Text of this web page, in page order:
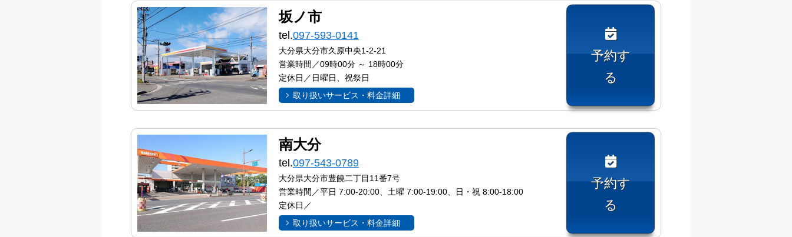
坂ノ市
tel.097-593-0141
大分県大分市久原中央1-2-21
営業時間／09時00分 ～ 18時00分
定休日／日曜日、祝祭日
取り扱いサービス・料金詳細
予約す
る
南大分
tel.097-543-0789
大分県大分市豊饒二丁目11番7号
営業時間／平日 7:00-20:00、土曜 7:00-19:00、日・祝 8:00-18:00
定休日／
取り扱いサービス・料金詳細
予約す
る